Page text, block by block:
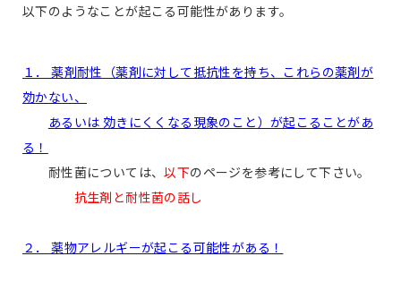
以下のようなことが起こる可能性があります。
１． 薬剤耐性（薬剤に対して抵抗性を持ち、これらの薬剤が
効かない、
あるいは 効きにくくなる現象のこと）が起こることがあ
る！
耐性菌については、以下のページを参考にして下さい。
抗生剤と耐性菌の話し
２． 薬物アレルギーが起こる可能性がある！